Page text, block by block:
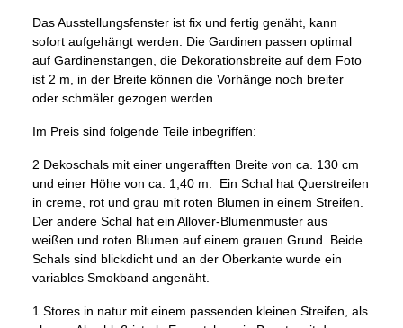
Das Ausstellungsfenster ist fix und fertig genäht, kann
sofort aufgehängt werden. Die Gardinen passen optimal
auf Gardinenstangen, die Dekorationsbreite auf dem Foto
ist 2 m, in der Breite können die Vorhänge noch breiter
oder schmäler gezogen werden.
Im Preis sind folgende Teile inbegriffen:
2 Dekoschals mit einer ungerafften Breite von ca. 130 cm
und einer Höhe von ca. 1,40 m. Ein Schal hat Querstreifen
in creme, rot und grau mit roten Blumen in einem Streifen.
Der andere Schal hat ein Allover-Blumenmuster aus
weißen und roten Blumen auf einem grauen Grund. Beide
Schals sind blickdicht und an der Oberkante wurde ein
variables Smokband angenäht.
1 Stores in natur mit einem passenden kleinen Streifen, als